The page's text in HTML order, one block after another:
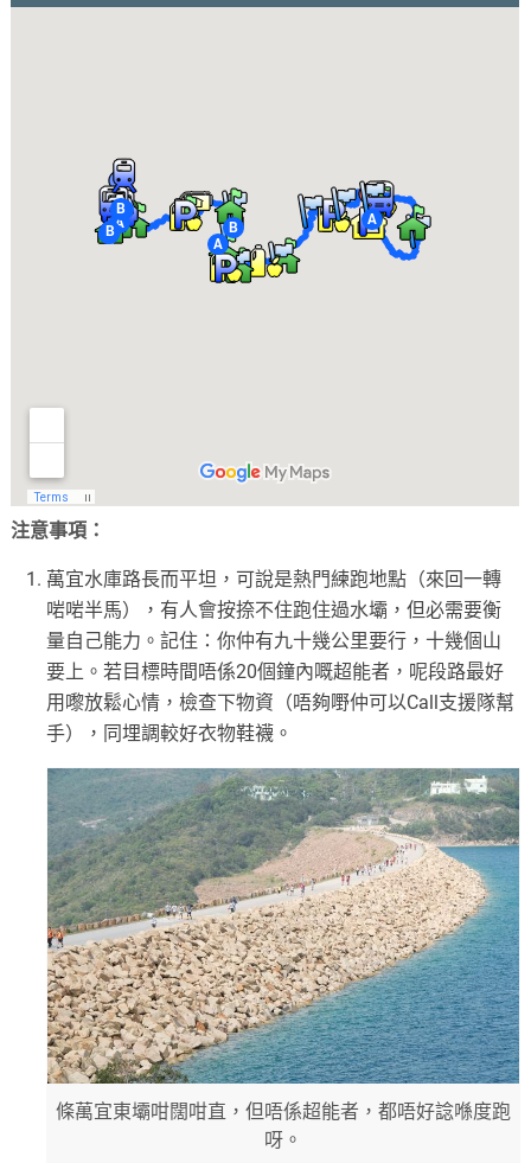
注意事項：
萬宜水庫路長而平坦，可說是熱門練跑地點（來回一轉
啱啱半馬），有人會按捺不住跑住過水壩，但必需要衡
量自己能力。記住：你仲有九十幾公里要行，十幾個山
要上。若目標時間唔係20個鐘內嘅超能者，呢段路最好
用嚟放鬆心情，檢查下物資（唔夠嘢仲可以Call支援隊幫
手），同埋調較好衣物鞋襪。
條萬宜東壩咁闊咁直，但唔係超能者，都唔好諗喺度跑
呀。